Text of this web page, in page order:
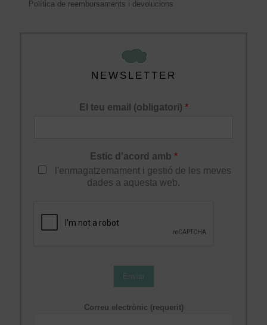
Política de reemborsaments i devolucions
NEWSLETTER
El teu email (obligatori) *
Estic d'acord amb *
l'enmagatzemament i gestió de les meves
dades a aquesta web.
Enviar
Correu electrònic (requerit)